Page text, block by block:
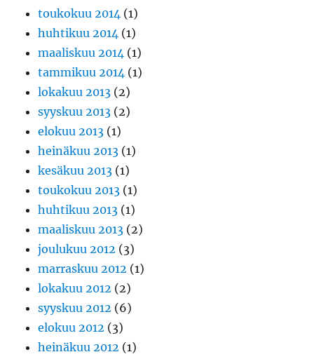
toukokuu 2014 (1)
huhtikuu 2014 (1)
maaliskuu 2014 (1)
tammikuu 2014 (1)
lokakuu 2013 (2)
syyskuu 2013 (2)
elokuu 2013 (1)
heinäkuu 2013 (1)
kesäkuu 2013 (1)
toukokuu 2013 (1)
huhtikuu 2013 (1)
maaliskuu 2013 (2)
joulukuu 2012 (3)
marraskuu 2012 (1)
lokakuu 2012 (2)
syyskuu 2012 (6)
elokuu 2012 (3)
heinäkuu 2012 (1)